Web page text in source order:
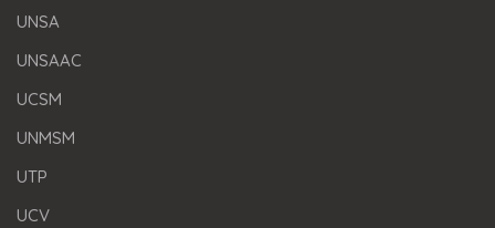
UNSA
UNSAAC
UCSM
UNMSM
UTP
UCV